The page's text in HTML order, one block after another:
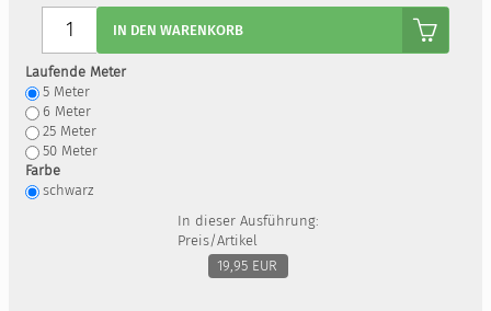
IN DEN WARENKORB
Laufende Meter
5 Meter
6 Meter
25 Meter
50 Meter
Farbe
schwarz
In dieser Ausführung:
Preis/Artikel
19,95 EUR